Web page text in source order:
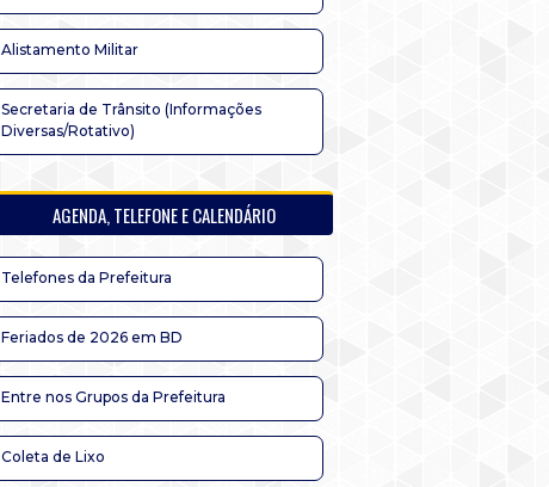
Alistamento Militar
Secretaria de Trânsito (Informações
Diversas/Rotativo)
AGENDA, TELEFONE E CALENDÁRIO
Telefones da Prefeitura
Feriados de 2026 em BD
Entre nos Grupos da Prefeitura
Coleta de Lixo